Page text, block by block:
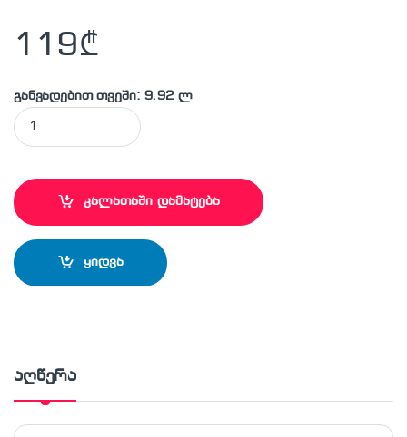
119₾
განვადებით თვეში: 9.92 ლ
KUMTEL - KS2760 ელ. გამათბობელი quantity
კალათაში დამატება
ყიდვა
აღწერა